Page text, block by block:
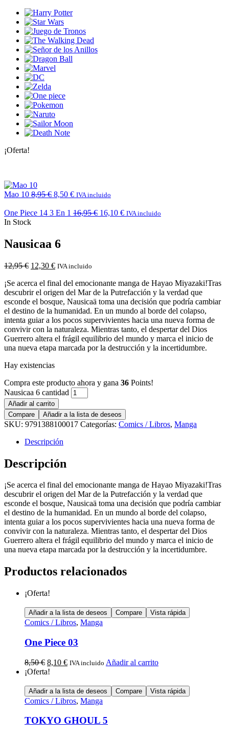
¡Oferta!
Mao 10 8,95€ 8,50 € IVA incluido
One Piece 14 3 En 1 16,95€ 16,10 € IVA incluido
In Stock
Nausicaa 6
12,95€ 12,30 € IVA incluido
¡Se acerca el final del emocionante manga de Hayao Miyazaki!Tras
descubrir el origen del Mar de la Putrefacción y la verdad que
esconde el bosque, Nausicaä toma una decisión que podría cambiar
el destino de la humanidad. En un mundo al borde del colapso,
intenta guiar a los pocos supervivientes hacia una nueva forma de
convivir con la naturaleza. Mientras tanto, el despertar del Dios
Guerrero altera el frágil equilibrio del mundo y marca el inicio de
una nueva etapa marcada por la destrucción y la incertidumbre.
Hay existencias
Compra este producto ahora y gana 36 Points!
Nausicaa 6 cantidad
Añadir al carrito
Compare
Añadir a la lista de deseos
SKU: 9791388100017 Categorías: Comics / Libros, Manga
Descripción
Descripción
¡Se acerca el final del emocionante manga de Hayao Miyazaki!Tras
descubrir el origen del Mar de la Putrefacción y la verdad que
esconde el bosque, Nausicaä toma una decisión que podría cambiar
el destino de la humanidad. En un mundo al borde del colapso,
intenta guiar a los pocos supervivientes hacia una nueva forma de
convivir con la naturaleza. Mientras tanto, el despertar del Dios
Guerrero altera el frágil equilibrio del mundo y marca el inicio de
una nueva etapa marcada por la destrucción y la incertidumbre.
Productos relacionados
¡Oferta!
Añadir a la lista de deseos Compare Vista rápida
Comics / Libros, Manga
One Piece 03
8,50€ 8,10 € IVA incluido Añadir al carrito
¡Oferta!
Añadir a la lista de deseos Compare Vista rápida
Comics / Libros, Manga
TOKYO GHOUL 5